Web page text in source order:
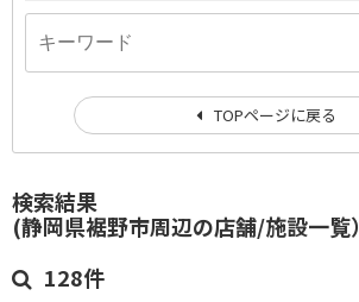
検索結果
(静岡県裾野市周辺の店舗/施設一覧）
128件
TOPページに戻る